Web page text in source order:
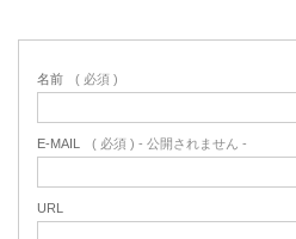
名前 ( 必須 )
E-MAIL ( 必須 ) - 公開されません -
URL